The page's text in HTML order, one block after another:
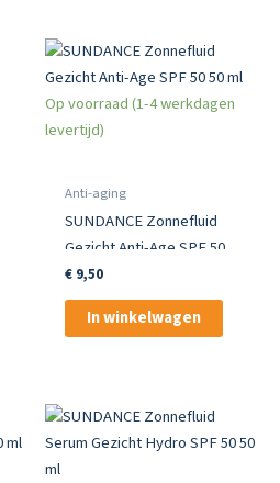
Op voorraad (1-4 werkdagen
levertijd)
Anti-aging
SUNDANCE Zonnefluid
Gezicht Anti-Age SPF 50
50 ml
€9,50
In winkelwagen